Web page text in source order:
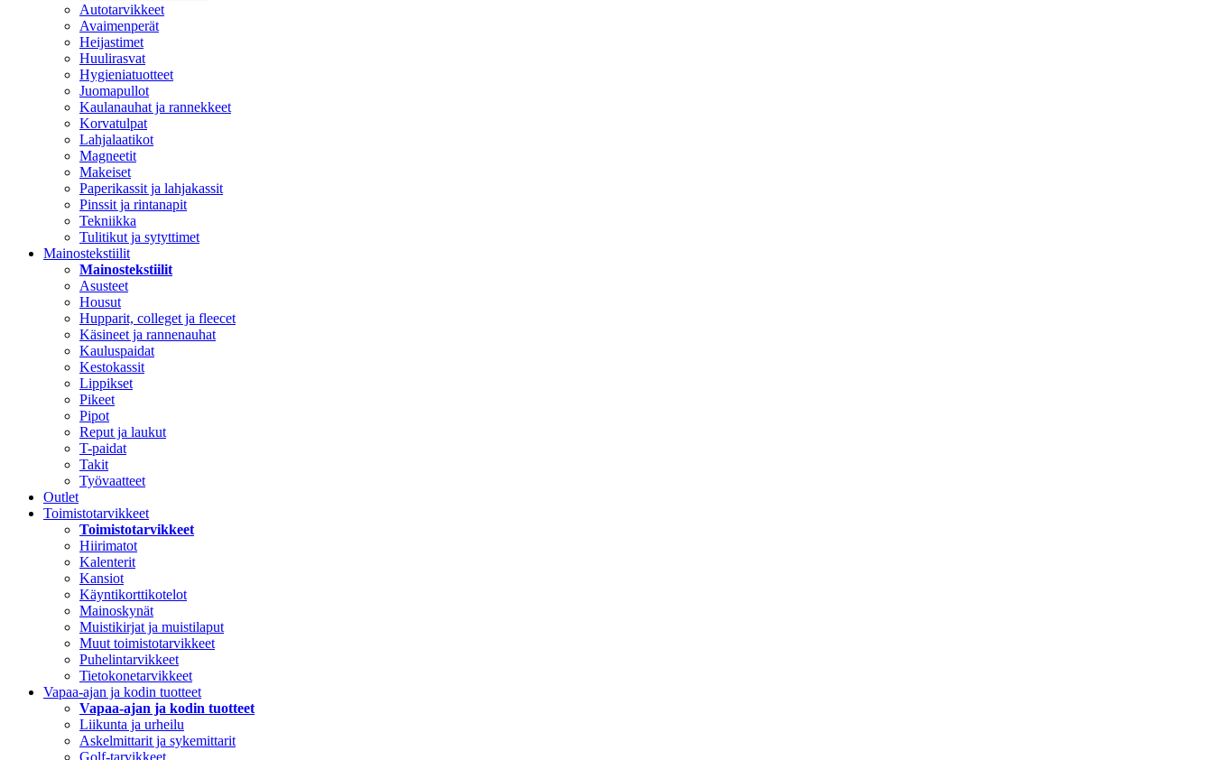
Autotarvikkeet
Avaimenperät
Heijastimet
Huulirasvat
Hygieniatuotteet
Juomapullot
Kaulanauhat ja rannekkeet
Korvatulpat
Lahjalaatikot
Magneetit
Makeiset
Paperikassit ja lahjakassit
Pinssit ja rintanapit
Tekniikka
Tulitikut ja sytyttimet
Mainostekstiilit
Mainostekstiilit
Asusteet
Housut
Hupparit, colleget ja fleecet
Käsineet ja rannenauhat
Kauluspaidat
Kestokassit
Lippikset
Pikeet
Pipot
Reput ja laukut
T-paidat
Takit
Työvaatteet
Outlet
Toimistotarvikkeet
Toimistotarvikkeet
Hiirimatot
Kalenterit
Kansiot
Käyntikorttikotelot
Mainoskynät
Muistikirjat ja muistilaput
Muut toimistotarvikkeet
Puhelintarvikkeet
Tietokonetarvikkeet
Vapaa-ajan ja kodin tuotteet
Vapaa-ajan ja kodin tuotteet
Liikunta ja urheilu
Askelmittarit ja sykemittarit
Golf-tarvikkeet